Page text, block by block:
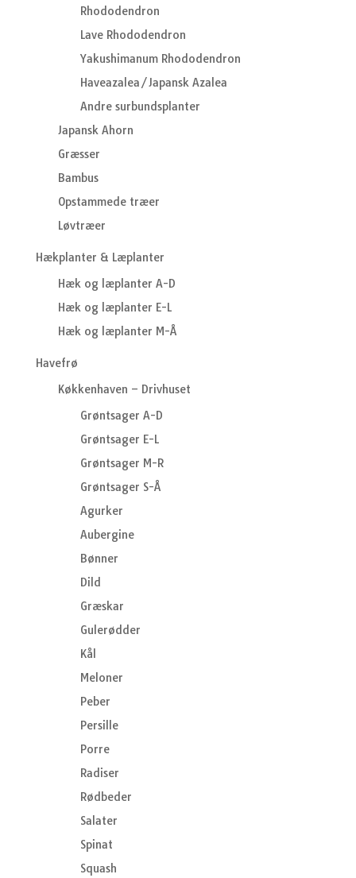
Rhododendron
Lave Rhododendron
Yakushimanum Rhododendron
Haveazalea/Japansk Azalea
Andre surbundsplanter
Japansk Ahorn
Græsser
Bambus
Opstammede træer
Løvtræer
Hækplanter & Læplanter
Hæk og læplanter A-D
Hæk og læplanter E-L
Hæk og læplanter M-Å
Havefrø
Køkkenhaven – Drivhuset
Grøntsager A-D
Grøntsager E-L
Grøntsager M-R
Grøntsager S-Å
Agurker
Aubergine
Bønner
Dild
Græskar
Gulerødder
Kål
Meloner
Peber
Persille
Porre
Radiser
Rødbeder
Salater
Spinat
Squash